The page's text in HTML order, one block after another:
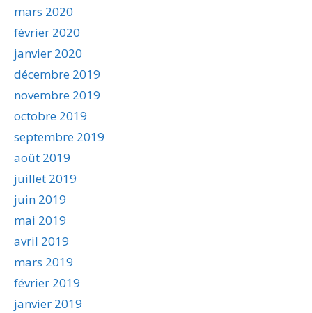
mars 2020
février 2020
janvier 2020
décembre 2019
novembre 2019
octobre 2019
septembre 2019
août 2019
juillet 2019
juin 2019
mai 2019
avril 2019
mars 2019
février 2019
janvier 2019